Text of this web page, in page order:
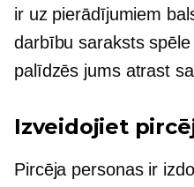
ir uz pierādījumiem
darbību saraksts
palīdzēs jums atrast
Izveidojiet
Pircēja personas ir